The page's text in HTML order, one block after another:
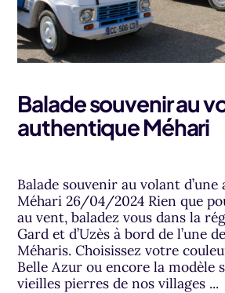
Balade souvenir au
authentique Méhari
Balade souvenir au volant
Méhari 26/04/2024 Rien que
au vent, baladez vous dans la
Gard et d’Uzès à bord de l’une
Méharis. Choisissez votre
Belle Azur ou encore la modèle
vieilles pierres de nos villages ...